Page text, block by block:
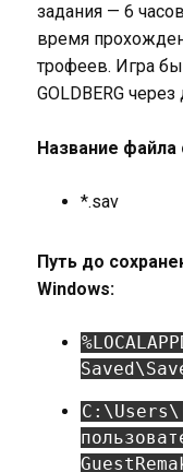
задания — 6
время
трофеев. Игра
GOLDBERG
Название файла
*.sav
Путь до
Windows: